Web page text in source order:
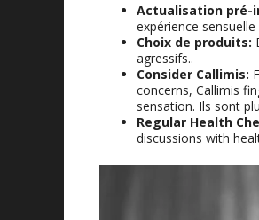
Actualisation pré-
expérience
Choix de produits:
agressifs..
Consider Callimis:
concerns, Callimis
sensation. Ils sont
Regular Health
discussions with